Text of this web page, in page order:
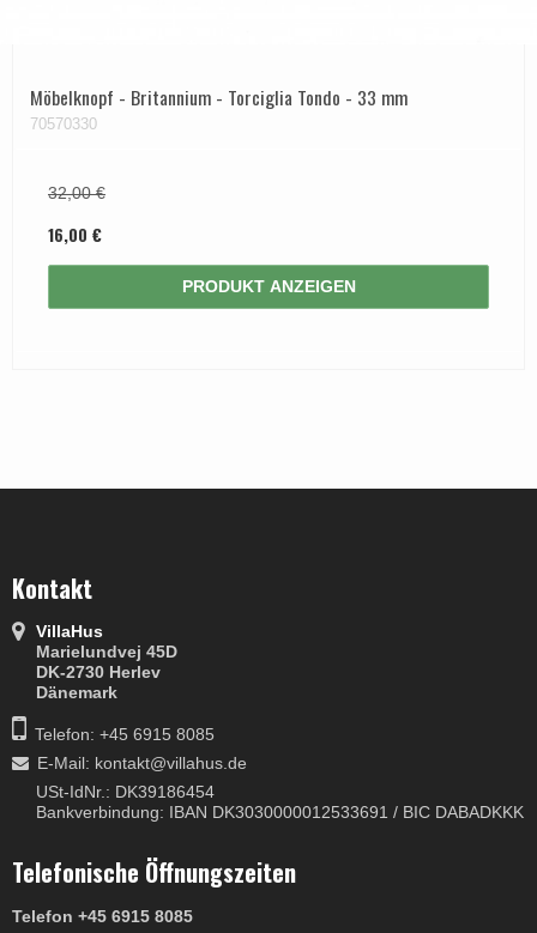
Möbelknopf - Britannium - Torciglia Tondo - 33 mm
70570330
32,00 €
16,00 €
PRODUKT ANZEIGEN
Kontakt
VillaHus
Marielundvej 45D
DK-2730 Herlev
Dänemark
Telefon: +45 6915 8085
E-Mail: kontakt@villahus.de
USt-IdNr.: DK39186454
Bankverbindung: IBAN DK3030000012533691 / BIC DABADKKK
Telefonische Öffnungszeiten
Telefon +45 6915 8085